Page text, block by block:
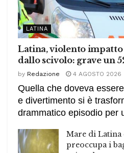
LATINA
Latina, violento impatto
dallo scivolo: grave un
by Redazione 4 AGOSTO 2026
Quella che doveva
e divertimento si è
drammatico episodio per
Mare di Latina
preoccupa i